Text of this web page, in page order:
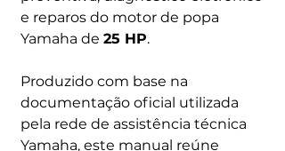
e reparos do motor de popa
Yamaha de 25 HP.
Produzido com base na
documentação oficial utilizada
pela rede de assistência técnica
Yamaha, este manual reúne